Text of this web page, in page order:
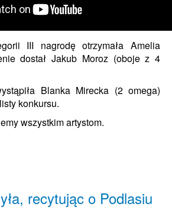
III nagrodę otrzymała Amelia
dostał Jakub Moroz (oboje z 4
Blanka Mirecka (2 omega)
konkursu.
wszystkim artystom.
recytując o Podlasiu